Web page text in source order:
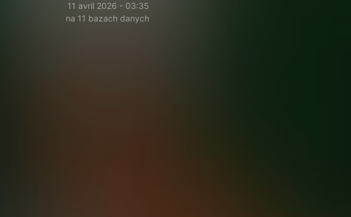
11 avril 2026 - 03:35
na 11 bazach danych